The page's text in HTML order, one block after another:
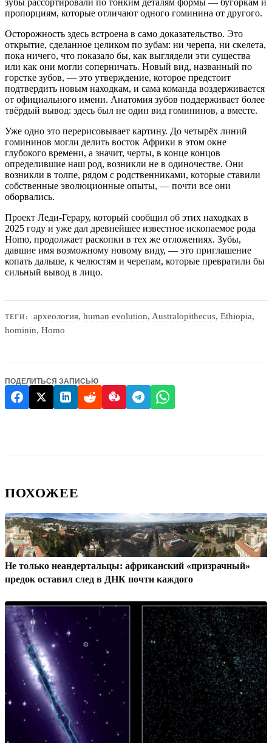
пропорциям, которые отличают одного гоминина от другого.
Осторожность здесь встроена в само доказательство. Это
открытие, сделанное целиком по зубам: ни черепа, ни скелета,
пока ничего, что показало бы, как выглядели эти существа
или как они могли соперничать. Новый вид, названный по
горстке зубов, — это утверждение, которое предстоит
подтвердить новым находкам, и сама команда воздерживается
от официального имени. Анатомия зубов поддерживает более
твёрдый вывод: здесь был не один вид гомининов, а вместе.
Уже одно это перерисовывает картину. До четырёх линий
гомининов могли делить восток Африки в этом окне
глубокого времени, а значит, черты, в конце концов
определившие наш род, возникли не в одиночестве. Они
возникли в толпе, рядом с родственниками, которые ставили
собственные эволюционные опыты, — почти все они
оборвались.
Проект Леди-Герару, который сообщил об этих находках в
2025 году и уже дал древнейшее известное ископаемое рода
Homo, продолжает раскопки в тех же отложениях. Зубы,
давшие имя возможному новому виду, — это приглашение
копать дальше, к челюстям и черепам, которые превратили бы
сильный вывод в лицо.
ТЕГИ: археология,human evolution,Australopithecus,Ethiopia,
hominin, Homo
ПОДЕЛИТЬСЯ ЗАПИСЬЮ
ПОХОЖЕЕ
Не только неандертальцы: африканский «призрачный»
предок оставил след в ДНК почти каждого